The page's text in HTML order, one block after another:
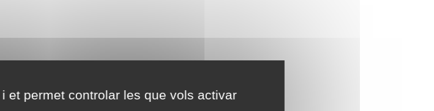
et permet controlar les que vols activar